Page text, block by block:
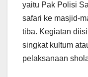
yaitu Pak Polisi
safari ke masjid-
tiba. Kegiatan
singkat kultum
pelaksanaan